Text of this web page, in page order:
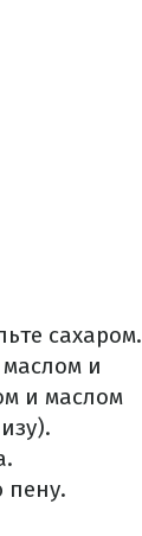
сахаром.
и
и маслом
пену.